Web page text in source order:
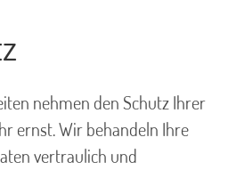
nehmen den Schutz Ihrer
ernst. Wir behandeln Ihre
vertraulich und